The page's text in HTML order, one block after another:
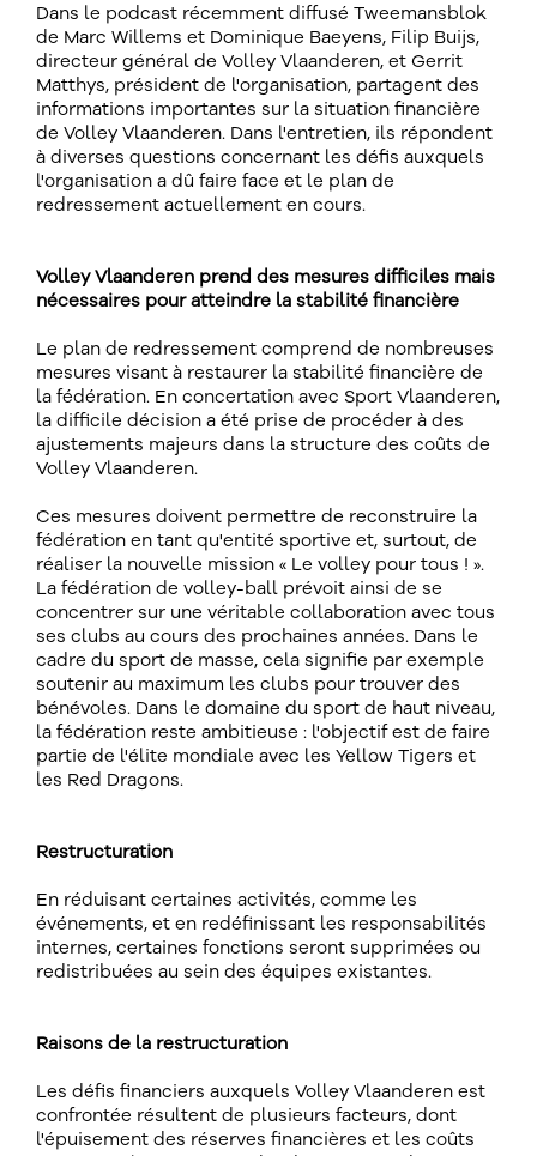
Dans le podcast récemment diffusé Tweemansblok
de Marc Willems et Dominique Baeyens, Filip Buijs,
directeur général de Volley Vlaanderen, et Gerrit
Matthys, président de l'organisation, partagent des
informations importantes sur la situation financière
de Volley Vlaanderen. Dans l'entretien, ils répondent
à diverses questions concernant les défis auxquels
l'organisation a dû faire face et le plan de
redressement actuellement en cours.
Volley Vlaanderen prend des mesures difficiles mais
nécessaires pour atteindre la stabilité financière
Le plan de redressement comprend de nombreuses
mesures visant à restaurer la stabilité financière de
la fédération. En concertation avec Sport Vlaanderen,
la difficile décision a été prise de procéder à des
ajustements majeurs dans la structure des coûts de
Volley Vlaanderen.
Ces mesures doivent permettre de reconstruire la
fédération en tant qu'entité sportive et, surtout, de
réaliser la nouvelle mission « Le volley pour tous ! ».
La fédération de volley-ball prévoit ainsi de se
concentrer sur une véritable collaboration avec tous
ses clubs au cours des prochaines années. Dans le
cadre du sport de masse, cela signifie par exemple
soutenir au maximum les clubs pour trouver des
bénévoles. Dans le domaine du sport de haut niveau,
la fédération reste ambitieuse : l'objectif est de faire
partie de l'élite mondiale avec les Yellow Tigers et
les Red Dragons.
Restructuration
En réduisant certaines activités, comme les
événements, et en redéfinissant les responsabilités
internes, certaines fonctions seront supprimées ou
redistribuées au sein des équipes existantes.
Raisons de la restructuration
Les défis financiers auxquels Volley Vlaanderen est
confrontée résultent de plusieurs facteurs, dont
l'épuisement des réserves financières et les coûts